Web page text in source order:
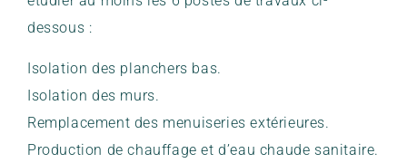
dessous :
Isolation des planchers bas.
Isolation des murs.
Remplacement des menuiseries extérieures.
Production de chauffage et d’eau chaude sanitaire.